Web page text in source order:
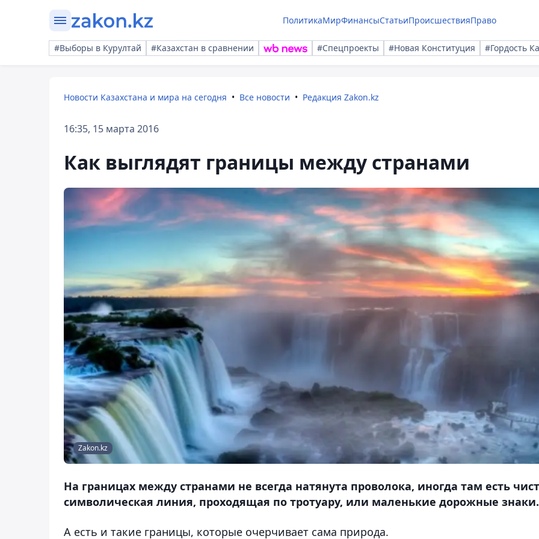
ПолитикаМирФинансыСтатьиПроисшествияПраво
#Выборы в Курултай #Казахстан в сравнении #Спецпроекты #Новая Конституция #Гордость
Новости Казахстана и мира на сегодня Все новости Редакция Zakon.kz
16:35, 15 марта 2016
Как выглядят границы между странами
Zakon.kz
На границах между странами не всегда натянута проволока, иногда там есть
символическая линия, проходящая по тротуару, или маленькие дорожные знаки.
А есть и такие границы, которые очерчивает сама природа.